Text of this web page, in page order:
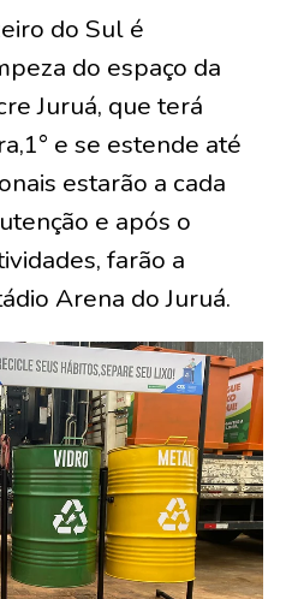
do Sul é
do espaço da
Juruá, que terá
e se estende até
estarão a cada
e após o
farão a
Arena do Juruá.